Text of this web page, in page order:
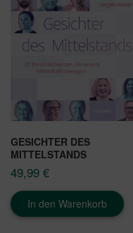
GESICHTER DES
MITTELSTANDS
49,99 €
In den Warenkorb